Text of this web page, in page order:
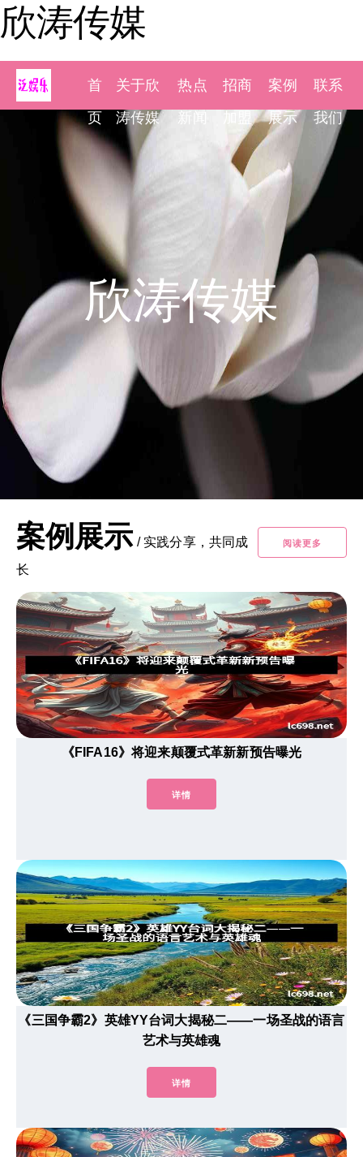
欣涛传媒
首
页
关于欣
涛传媒
热点
新闻
招商
加盟
案例
展示
联系
我们
欣涛传媒
案例展示 / 实践分享，共同成
长
阅读更多
《FIFA16》将迎来颠覆式革新新预告曝光
详情
《三国争霸2》英雄YY台词大揭秘二——一场圣战的语言
艺术与英雄魂
详情